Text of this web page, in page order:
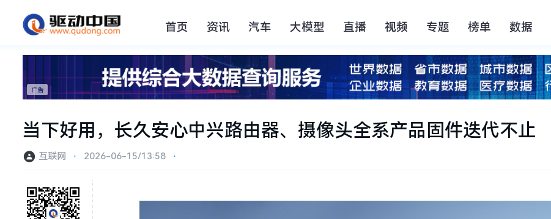
首页 资讯 汽车 大模型 直播 视频 专题 榜单 数据
当下好用，长久安心中兴路由器、摄像头全系产品固件迭代不止
互联网 ⋅ 2026-06-15/13:58 ⋅